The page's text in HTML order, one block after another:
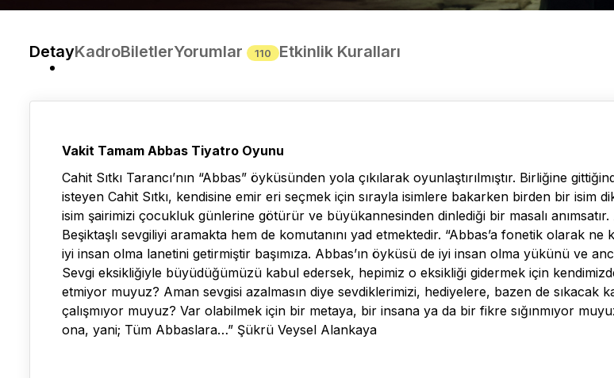
DetayKadroBiletlerYorumlar 110 Etkinlik Kuralları
Vakit Tamam Abbas Tiyatro Oyunu
Cahit Sıtkı Tarancı’nın “Abbas” öyküsünden yola çıkılarak oyunlaştırılmıştır. Birliğine
isteyen Cahit Sıtkı, kendisine emir eri seçmek için sırayla isimlere bakarken birden bir isim
isim şairimizi çocukluk günlerine götürür ve büyükannesinden dinlediği bir masalı
Beşiktaşlı sevgiliyi aramakta hem de komutanını yad etmektedir. “Abbas’a fonetik olarak
iyi insan olma lanetini getirmiştir başımıza. Abbas’ın öyküsü de iyi insan olma yükünü ve
Sevgi eksikliğiyle büyüdüğümüzü kabul edersek, hepimiz o eksikliği gidermek için
etmiyor muyuz? Aman sevgisi azalmasın diye sevdiklerimizi, hediyelere, bazen de sıkacak
çalışmıyor muyuz? Var olabilmek için bir metaya, bir insana ya da bir fikre sığınmıyor
ona, yani; Tüm Abbaslara…” Şükrü Veysel Alankaya